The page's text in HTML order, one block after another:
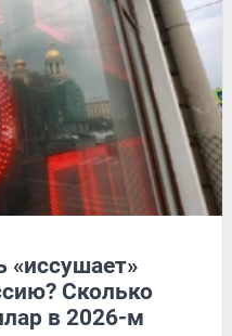
«иссушает»
Сколько
в 2026-м